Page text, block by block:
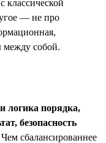
классической
— не про
между собой.
логика порядка,
безопасность
сбалансированнее